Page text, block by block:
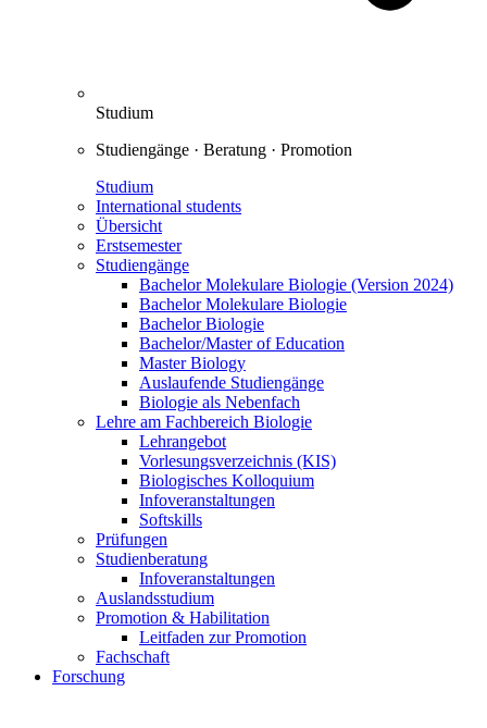
Studium
Studiengänge · Beratung · Promotion
Studium
International students
Übersicht
Erstsemester
Studiengänge
Bachelor Molekulare Biologie (Version 2024)
Bachelor Molekulare Biologie
Bachelor Biologie
Bachelor/Master of Education
Master Biology
Auslaufende Studiengänge
Biologie als Nebenfach
Lehre am Fachbereich Biologie
Lehrangebot
Vorlesungsverzeichnis (KIS)
Biologisches Kolloquium
Infoveranstaltungen
Softskills
Prüfungen
Studienberatung
Infoveranstaltungen
Auslandsstudium
Promotion & Habilitation
Leitfaden zur Promotion
Fachschaft
Forschung